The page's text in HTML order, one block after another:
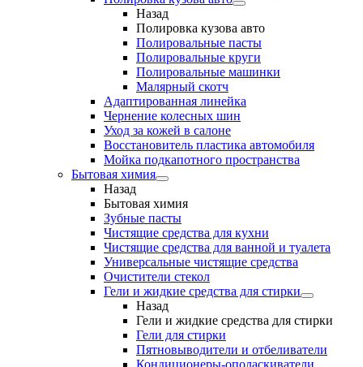
Назад
Полировка кузова авто
Полировальные пасты
Полировальные круги
Полировальные машинки
Малярный cкотч
Адаптированная линейка
Чернение колесных шин
Уход за кожей в салоне
Восстановитель пластика автомобиля
Мойка подкапотного пространства
Бытовая химия
Назад
Бытовая химия
Зубные пасты
Чистящие средства для кухни
Чистящие средства для ванной и туалета
Универсальные чистящие средства
Очистители стекол
Гели и жидкие средства для стирки
Назад
Гели и жидкие средства для стирки
Гели для стирки
Пятновыводители и отбеливатели
Кондиционеры-ополаскиватели